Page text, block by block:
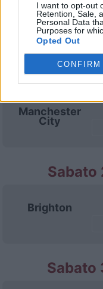
I want to opt-out
Retention, Sale,
Personal Data
Purposes for
Opted Out
CONFIRM
Leeds
United
Sabato
Manchester
City
Sabato
Brighton
Sabato